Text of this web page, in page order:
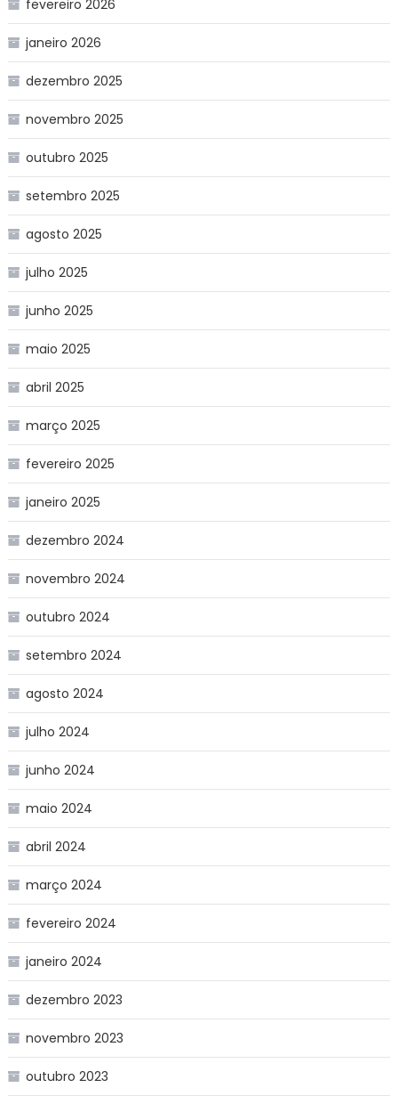
fevereiro 2026
janeiro 2026
dezembro 2025
novembro 2025
outubro 2025
setembro 2025
agosto 2025
julho 2025
junho 2025
maio 2025
abril 2025
março 2025
fevereiro 2025
janeiro 2025
dezembro 2024
novembro 2024
outubro 2024
setembro 2024
agosto 2024
julho 2024
junho 2024
maio 2024
abril 2024
março 2024
fevereiro 2024
janeiro 2024
dezembro 2023
novembro 2023
outubro 2023